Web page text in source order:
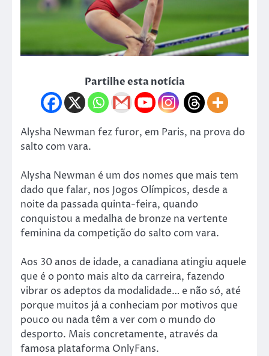
Partilhe esta notícia
Alysha Newman fez furor, em Paris, na prova do
salto com vara.
Alysha Newman é um dos nomes que mais tem
dado que falar, nos Jogos Olímpicos, desde a
noite da passada quinta-feira, quando
conquistou a medalha de bronze na vertente
feminina da competição do salto com vara.
Aos 30 anos de idade, a canadiana atingiu aquele
que é o ponto mais alto da carreira, fazendo
vibrar os adeptos da modalidade… e não só, até
porque muitos já a conheciam por motivos que
pouco ou nada têm a ver com o mundo do
desporto. Mais concretamente, através da
famosa plataforma OnlyFans.